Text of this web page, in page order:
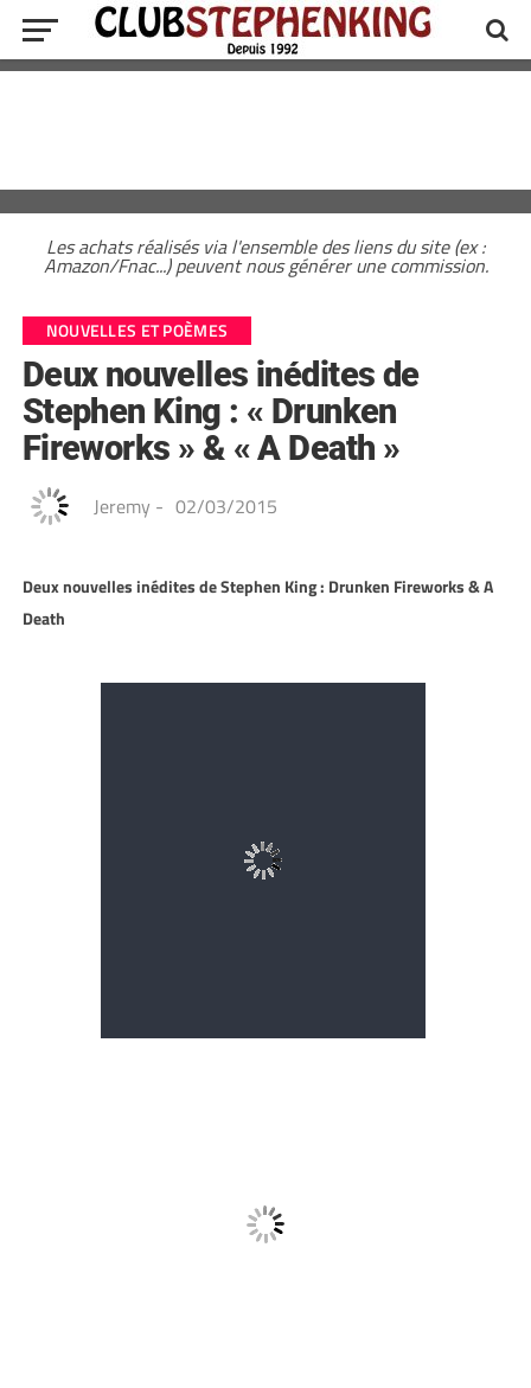
Les achats réalisés via l'ensemble des liens du site (ex :
Amazon/Fnac...) peuvent nous générer une commission.
NOUVELLES ET POÈMES
Deux nouvelles inédites de
Stephen King : « Drunken
Fireworks » & « A Death »
Jeremy - 02/03/2015
Deux nouvelles inédites de Stephen King : Drunken Fireworks & A
Death